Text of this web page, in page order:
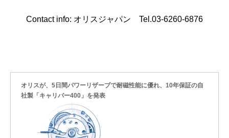
Contact info: オリスジャパン Tel.03-6260-6876
オリスが、5日間パワーリザーブで耐磁性能に優れ、10年保証の自
社製「キャリバー400」を発表